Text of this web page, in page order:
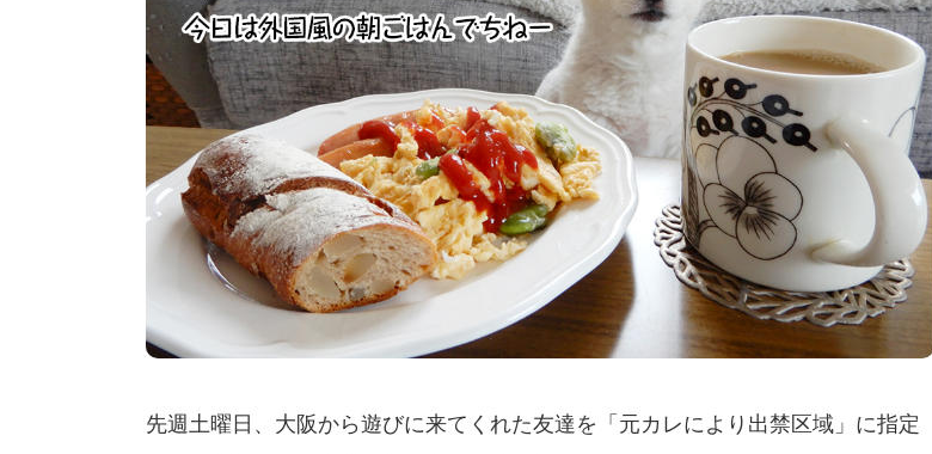
先週土曜日、大阪から遊びに来てくれた友達を「元カレにより出禁区域」に指定